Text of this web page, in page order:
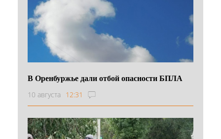
В Оренбуржье дали отбой опасности БПЛА
10 августа 12:31